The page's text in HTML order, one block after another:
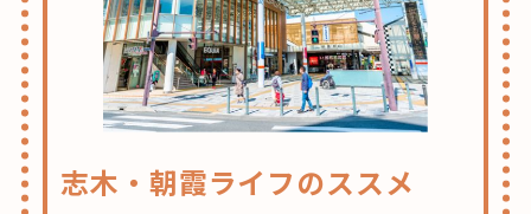
志木・朝霞ライフのススメ